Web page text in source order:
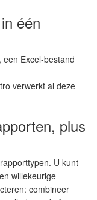
één
Excel-bestand
verwerkt al deze
plus
U kunt
willekeurige
combineer